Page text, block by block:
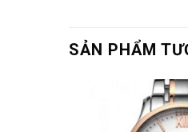
SẢN PHẨM